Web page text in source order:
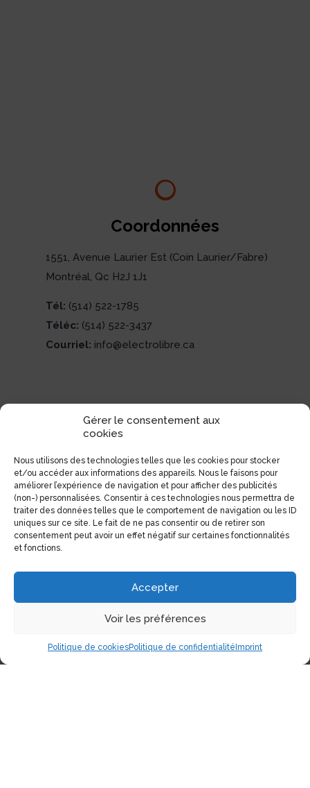
Gérer le consentement aux
cookies
Nous utilisons des technologies telles que les cookies pour stocker
et/ou accéder aux informations des appareils. Nous le faisons pour
améliorer l’expérience de navigation et pour afficher des publicités
(non-) personnalisées. Consentir à ces technologies nous permettra de
traiter des données telles que le comportement de navigation ou les ID
uniques sur ce site. Le fait de ne pas consentir ou de retirer son
consentement peut avoir un effet négatif sur certaines fonctionnalités
et fonctions.
Accepter
Voir les préférences
Politique de cookiesPolitique de confidentialité Imprint
Coordonnées
1551, Avenue Laurier Est (Coin Laurier/Fabre)
Montréal, Qc H2J 1J1
Tél: (514) 522-1785
Téléc: (514) 522-3437
Courriel: info@electrolibre.ca